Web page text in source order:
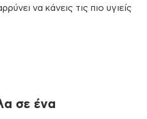
να κάνεις τις πιο υγιείς
σε ένα